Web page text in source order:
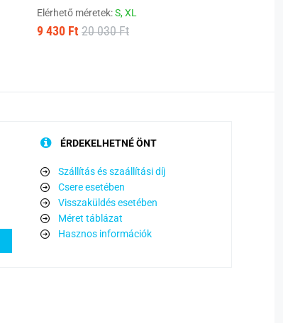
Elérhető méretek:S,XL
9 430 Ft 20 030 Ft
ÉRDEKELHETNÉ ÖNT
Szállítás és szaállítási díj
Csere esetében
Visszaküldés esetében
Méret táblázat
Hasznos információk